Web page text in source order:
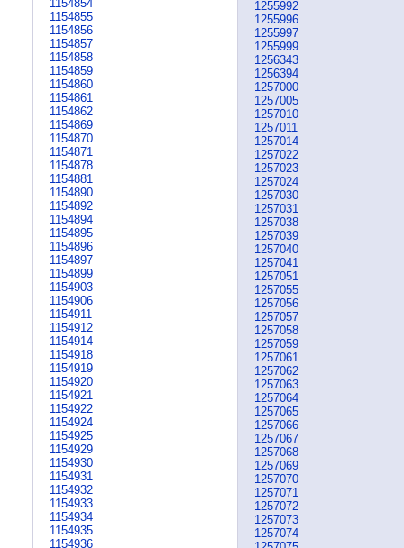
1154854
1154855
1154856
1154857
1154858
1154859
1154860
1154861
1154862
1154869
1154870
1154871
1154878
1154881
1154890
1154892
1154894
1154895
1154896
1154897
1154899
1154903
1154906
1154911
1154912
1154914
1154918
1154919
1154920
1154921
1154922
1154924
1154925
1154929
1154930
1154931
1154932
1154933
1154934
1154935
1154936
1255992
1255996
1255997
1255999
1256343
1256394
1257000
1257005
1257010
1257011
1257014
1257022
1257023
1257024
1257030
1257031
1257038
1257039
1257040
1257041
1257051
1257055
1257056
1257057
1257058
1257059
1257061
1257062
1257063
1257064
1257065
1257066
1257067
1257068
1257069
1257070
1257071
1257072
1257073
1257074